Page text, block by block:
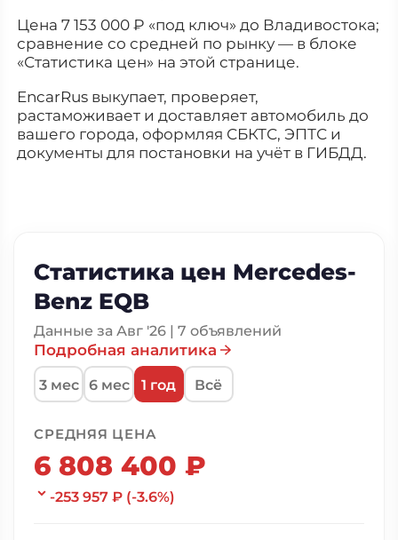
Цена 7 153 000 ₽ «под ключ» до Владивостока;
сравнение со средней по рынку — в блоке
«Статистика цен» на этой странице.
EncarRus выкупает, проверяет,
растаможивает и доставляет автомобиль до
вашего города, оформляя СБКТС, ЭПТС и
документы для постановки на учёт в ГИБДД.
Статистика цен Mercedes-
Benz EQB
Данные за Авг '26 | 7 объявлений
Подробная аналитика
3 мес 6 мес 1 год Всё
СРЕДНЯЯ ЦЕНА
6 808 400 ₽
-253 957 ₽ (-3.6%)